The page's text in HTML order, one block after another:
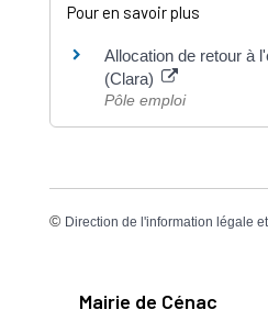
Pour en savoir plus
Allocation de retour à
(Clara)
Pôle emploi
© Direction de l'information légale
Mairie de Cénac